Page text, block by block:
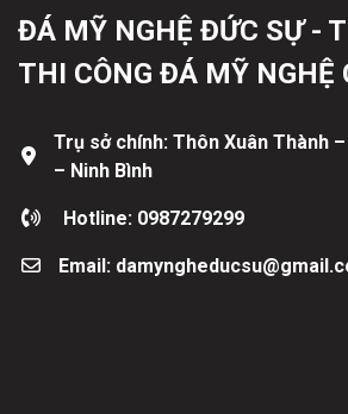
ĐÁ MỸ NGHỆ ĐỨC SỰ -
THI CÔNG ĐÁ MỸ NGHỆ
Trụ sở chính: Thôn Xuân Thành
– Ninh Bình
Hotline: 0987279299
Email: